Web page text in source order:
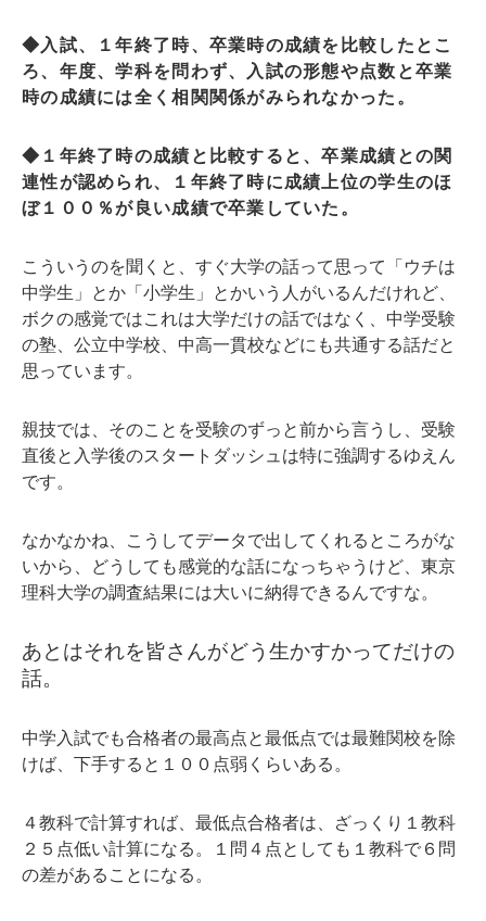
◆入試、１年終了時、卒業時の成績を比較したとこ
ろ、年度、学科を問わず、入試の形態や点数と卒業
時の成績には全く相関関係がみられなかった。
◆１年終了時の成績と比較すると、卒業成績との関
連性が認められ、１年終了時に成績上位の学生のほ
ぼ１００％が良い成績で卒業していた。
こういうのを聞くと、すぐ大学の話って思って「ウチは
中学生」とか「小学生」とかいう人がいるんだけれど、
ボクの感覚ではこれは大学だけの話ではなく、中学受験
の塾、公立中学校、中高一貫校などにも共通する話だと
思っています。
親技では、そのことを受験のずっと前から言うし、受験
直後と入学後のスタートダッシュは特に強調するゆえん
です。
なかなかね、こうしてデータで出してくれるところがな
いから、どうしても感覚的な話になっちゃうけど、東京
理科大学の調査結果には大いに納得できるんですな。
あとはそれを皆さんがどう生かすかってだけの
話。
中学入試でも合格者の最高点と最低点では最難関校を除
けば、下手すると１００点弱くらいある。
４教科で計算すれば、最低点合格者は、ざっくり１教科
２５点低い計算になる。１問４点としても１教科で６問
の差があることになる。